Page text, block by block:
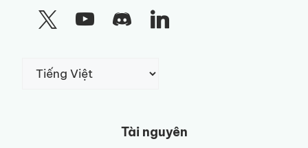
Chọn
một
Tài nguyên